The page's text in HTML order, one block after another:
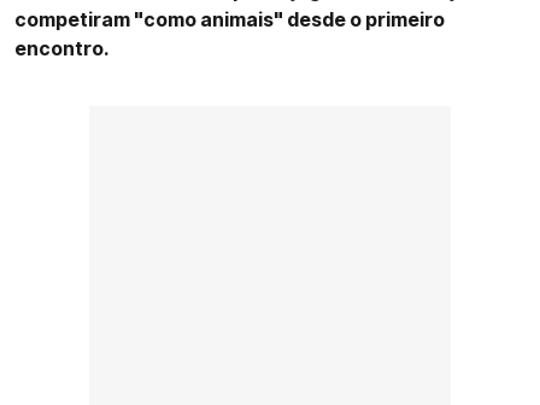
competiram "como animais" desde o primeiro
encontro.